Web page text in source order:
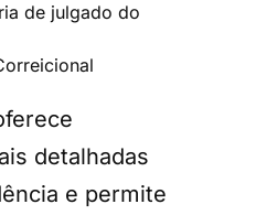
de julgado do
detalhadas
e permite